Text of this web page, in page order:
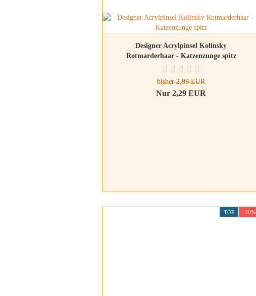
Designer Acrylpinsel Kolinsky
Rotmarderhaar - Katzenzunge spitz
bisher 2,99 EUR
Nur 2,29 EUR
TOP -30%